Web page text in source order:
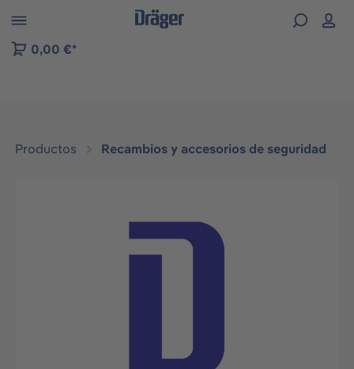
to B2B platform navigation
0,00 €*
Productos Recambios y accesorios de seguridad
Omitir galería de imágenes